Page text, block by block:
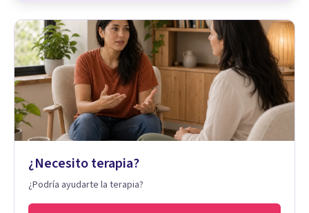
¿Necesito terapia?
¿Podría ayudarte la terapia?